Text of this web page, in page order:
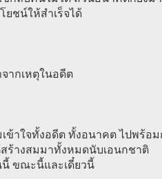
ยชน์ให้สำเร็จได้
ากเหตุในอดีต
เข้าใจทั้งอดีต ทั้งอนาคต ไปพร้อ
ร้างสมมาทั้งหมดนับเอนกชาติ
ขณะนี้และเดี๋ยวนี้